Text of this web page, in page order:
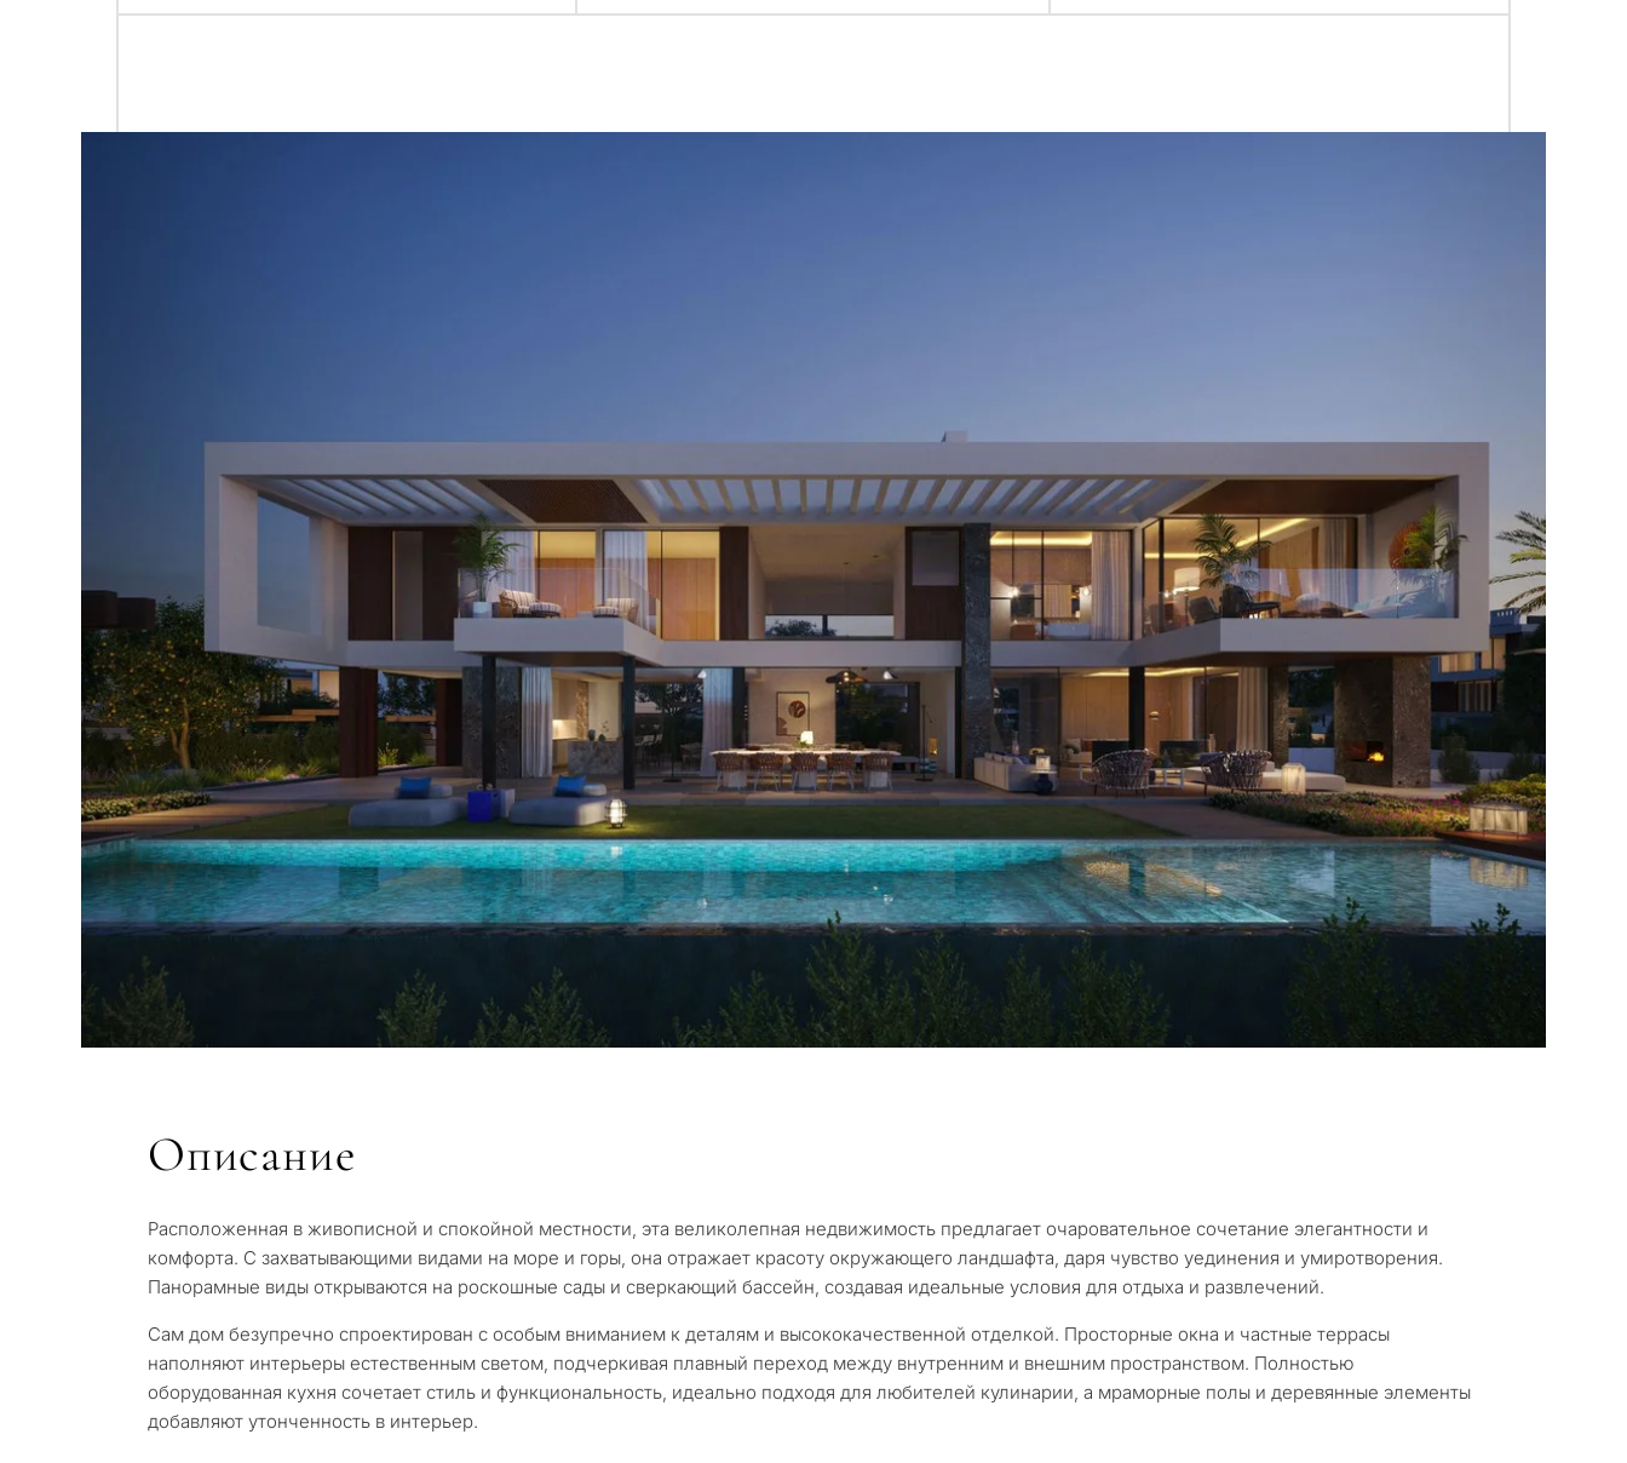
Описание
Расположенная в живописной и спокойной местности, эта великолепная недвижимость предлагает очаровательное сочетание элегантности и
комфорта. С захватывающими видами на море и горы, она отражает красоту окружающего ландшафта, даря чувство уединения и умиротворения.
Панорамные виды открываются на роскошные сады и сверкающий бассейн, создавая идеальные условия для отдыха и развлечений.
Сам дом безупречно спроектирован с особым вниманием к деталям и высококачественной отделкой. Просторные окна и частные террасы
наполняют интерьеры естественным светом, подчеркивая плавный переход между внутренним и внешним пространством. Полностью
оборудованная кухня сочетает стиль и функциональность, идеально подходя для любителей кулинарии, а мраморные полы и деревянные элементы
добавляют утонченность в интерьер.
недвижимости в
Марбелье
Ответьте на несколько вопросов — мы подберём
объекты и решения под ваш запрос с учётом
бюджета, целей и юридических нюансов
Первая или вторая резиденция для себя
Переезд и постоянное проживание
Консультация
течение 30 минут
✓Без спама и рекламы
Интересует *